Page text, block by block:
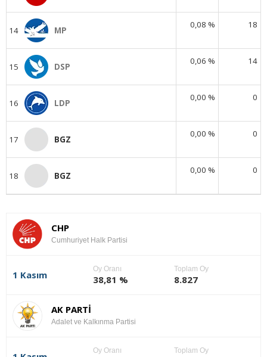
14 MP
0,08 % 18
15 DSP
0,06 % 14
16 LDP
0,00 % 0
17 BGZ
0,00 % 0
18 BGZ
0,00 % 0
CHP
Cumhuriyet Halk Partisi
1 Kasım
Oy Oranı
38,81 %
Toplam Oy
8.827
AK PARTİ
Adalet ve Kalkınma Partisi
Oy Oranı Toplam Oy